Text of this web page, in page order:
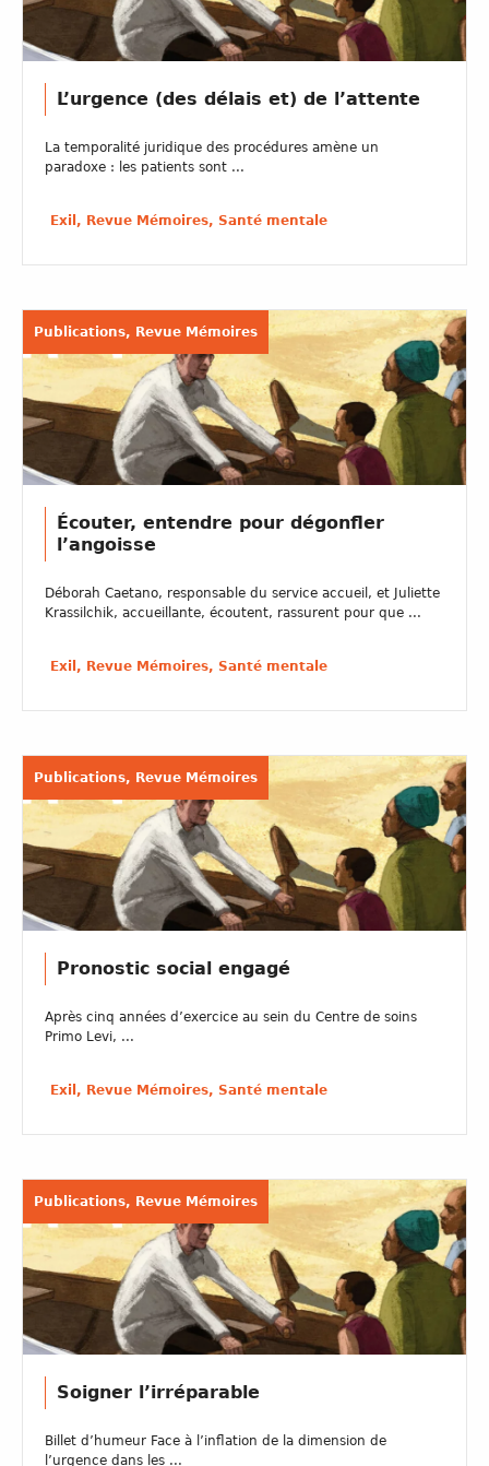
L’urgence (des délais et) de l’attente
La temporalité juridique des procédures amène un
paradoxe : les patients sont ...
Exil, Revue Mémoires, Santé mentale
Publications, Revue Mémoires
Écouter, entendre pour dégonfler
l’angoisse
Déborah Caetano, responsable du service accueil, et Juliette
Krassilchik, accueillante, écoutent, rassurent pour que ...
Exil, Revue Mémoires, Santé mentale
Publications, Revue Mémoires
Pronostic social engagé
Après cinq années d’exercice au sein du Centre de soins
Primo Levi, ...
Exil, Revue Mémoires, Santé mentale
Publications, Revue Mémoires
Soigner l’irréparable
Billet d’humeur Face à l’inflation de la dimension de
l’urgence dans les ...